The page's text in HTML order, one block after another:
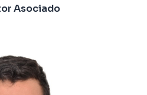
Asociado